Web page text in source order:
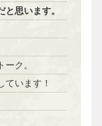
思います。
ク。
います！